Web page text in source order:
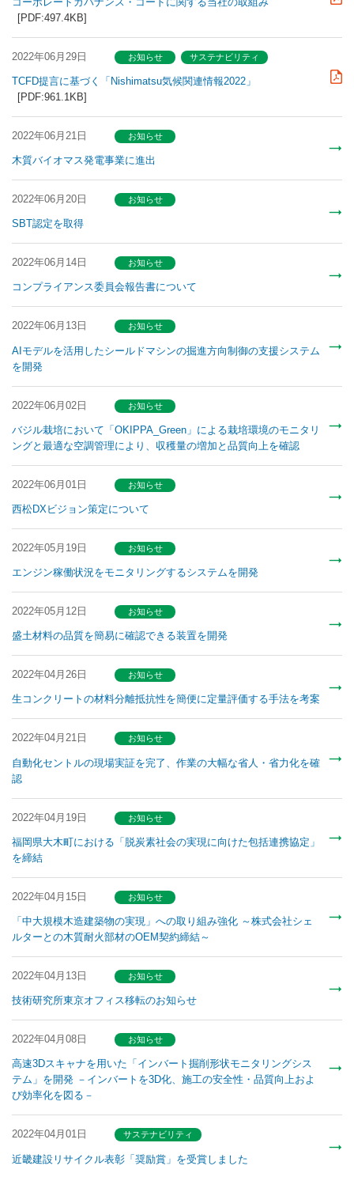
[PDF:497.4KB]
2022年06月29日 お知らせ サステナビリティ
TCFD提言に基づく「Nishimatsu気候関連情報2022」
[PDF:961.1KB]
2022年06月21日 お知らせ
木質バイオマス発電事業に進出
2022年06月20日 お知らせ
SBT認定を取得
2022年06月14日 お知らせ
コンプライアンス委員会報告書について
2022年06月13日 お知らせ
AIモデルを活用したシールドマシンの掘進方向制御の支援システム
を開発
2022年06月02日 お知らせ
バジル栽培において「OKIPPA_Green」による栽培環境のモニタリ
ングと最適な空調管理により、収穫量の増加と品質向上を確認
2022年06月01日 お知らせ
西松DXビジョン策定について
2022年05月19日 お知らせ
エンジン稼働状況をモニタリングするシステムを開発
2022年05月12日 お知らせ
盛土材料の品質を簡易に確認できる装置を開発
2022年04月26日 お知らせ
生コンクリートの材料分離抵抗性を簡便に定量評価する手法を考案
2022年04月21日 お知らせ
自動化セントルの現場実証を完了、作業の大幅な省人・省力化を確
認
2022年04月19日 お知らせ
福岡県大木町における「脱炭素社会の実現に向けた包括連携協定」
を締結
2022年04月15日 お知らせ
「中大規模木造建築物の実現」への取り組み強化 ～株式会社シェ
ルターとの木質耐火部材のOEM契約締結～
2022年04月13日 お知らせ
技術研究所東京オフィス移転のお知らせ
2022年04月08日 お知らせ
高速3Dスキャナを用いた「インバート掘削形状モニタリングシス
テム」を開発 －インバートを3D化、施工の安全性・品質向上およ
び効率化を図る－
2022年04月01日 サステナビリティ
近畿建設リサイクル表彰「奨励賞」を受賞しました